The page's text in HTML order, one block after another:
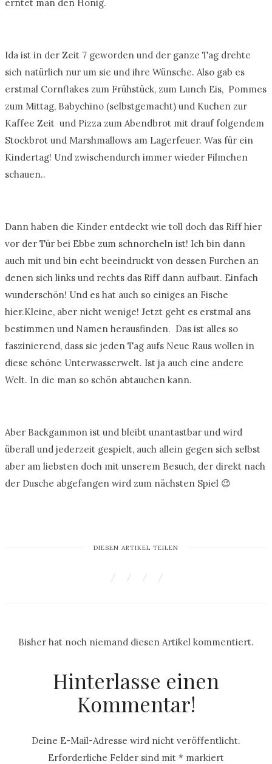
erntet man den Honig.
Ida ist in der Zeit 7 geworden und der ganze Tag drehte
sich natürlich nur um sie und ihre Wünsche. Also gab es
erstmal Cornflakes zum Frühstück, zum Lunch Eis, Pommes
zum Mittag, Babychino (selbstgemacht) und Kuchen zur
Kaffee Zeit und Pizza zum Abendbrot mit drauf folgendem
Stockbrot und Marshmallows am Lagerfeuer. Was für ein
Kindertag! Und zwischendurch immer wieder Filmchen
schauen..
Dann haben die Kinder entdeckt wie toll doch das Riff hier
vor der Tür bei Ebbe zum schnorcheln ist! Ich bin dann
auch mit und bin echt beeindruckt von dessen Furchen an
denen sich links und rechts das Riff dann aufbaut. Einfach
wunderschön! Und es hat auch so einiges an Fische
hier.Kleine, aber nicht wenige! Jetzt geht es erstmal ans
bestimmen und Namen herausfinden. Das ist alles so
faszinierend, dass sie jeden Tag aufs Neue Raus wollen in
diese schöne Unterwasserwelt. Ist ja auch eine andere
Welt. In die man so schön abtauchen kann.
Aber Backgammon ist und bleibt unantastbar und wird
überall und jederzeit gespielt, auch allein gegen sich selbst
aber am liebsten doch mit unserem Besuch, der direkt nach
der Dusche abgefangen wird zum nächsten Spiel 😉
DIESEN ARTIKEL TEILEN
Bisher hat noch niemand diesen Artikel kommentiert.
Hinterlasse einen
Kommentar!
Deine E-Mail-Adresse wird nicht veröffentlicht.
Erforderliche Felder sind mit * markiert